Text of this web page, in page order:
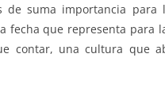
de suma importancia
fecha que representa para
contar, una cultura que